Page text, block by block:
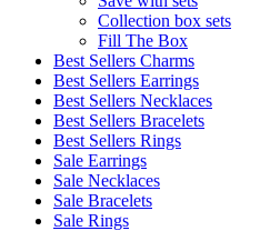
Collection box sets
Fill The Box
Best Sellers Charms
Best Sellers Earrings
Best Sellers Necklaces
Best Sellers Bracelets
Best Sellers Rings
Sale Earrings
Sale Necklaces
Sale Bracelets
Sale Rings